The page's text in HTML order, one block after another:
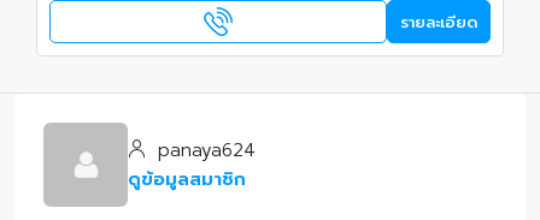
รายละเอียด
panaya624
ดูข้อมูลสมาชิก